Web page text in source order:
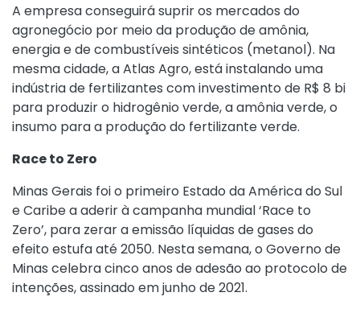
A empresa conseguirá suprir os mercados do
agronegócio por meio da produção de amônia,
energia e de combustíveis sintéticos (metanol). Na
mesma cidade, a Atlas Agro, está instalando uma
indústria de fertilizantes com investimento de R$ 8 bi
para produzir o hidrogênio verde, a amônia verde, o
insumo para a produção do fertilizante verde.
Race to Zero
Minas Gerais foi o primeiro Estado da América do Sul
e Caribe a aderir à campanha mundial ‘Race to
Zero’, para zerar a emissão líquidas de gases do
efeito estufa até 2050. Nesta semana, o Governo de
Minas celebra cinco anos de adesão ao protocolo de
intenções, assinado em junho de 2021.